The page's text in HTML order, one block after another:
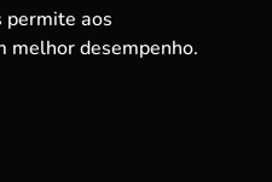
permite aos
melhor desempenho.